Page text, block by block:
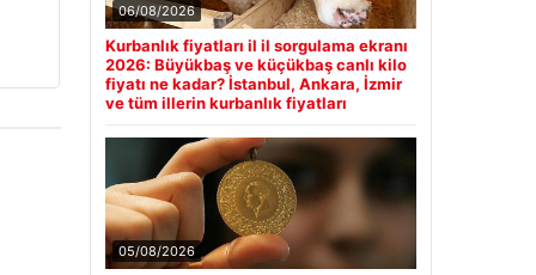
06/08/2026
Kurbanlık fiyatları il il sorgulama ekranı
2026: Büyükbaş ve küçükbaş canlı kilo
fiyatı ne kadar? İstanbul, Ankara, İzmir
ve tüm illerin kurbanlık fiyatları
05/08/2026